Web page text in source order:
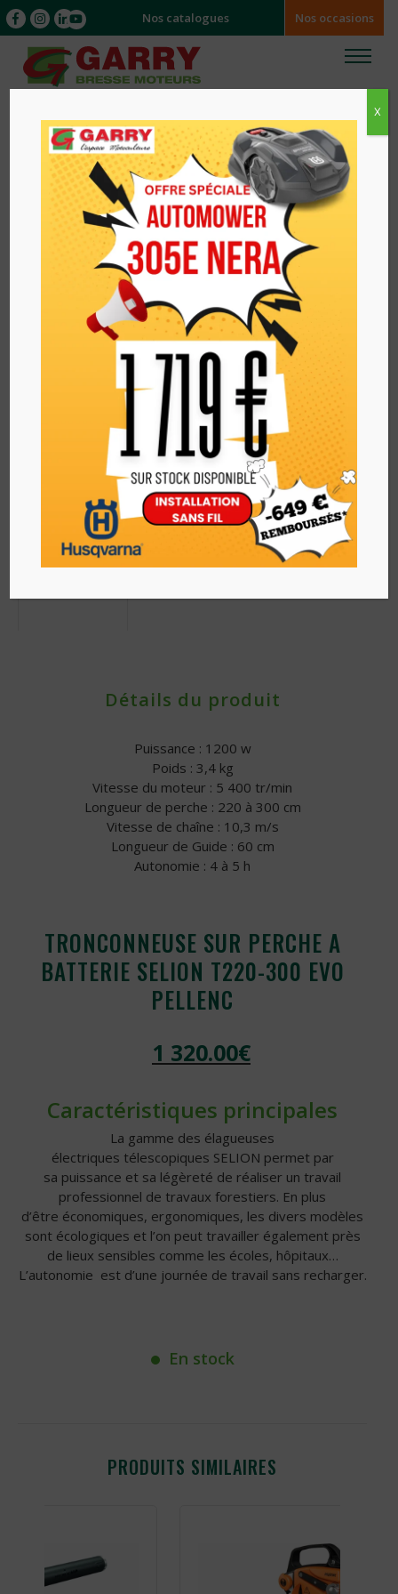
Nos catalogues Nos occasions
// TRONCONNEUSE SUR PERCHE A
BATTERIE SELION T220-300 EVO PELLENC
Détails du produit
Puissance : 1200 w
Poids : 3,4 kg
Vitesse du moteur : 5 400 tr/min
Longueur de perche : 220 à 300 cm
Vitesse de chaîne : 10,3 m/s
Longueur de Guide : 60 cm
Autonomie : 4 à 5 h
TRONCONNEUSE SUR PERCHE A
BATTERIE SELION T220-300 EVO
PELLENC
1 320.00€
Caractéristiques principales
La gamme des élagueuses
électriques télescopiques SELION permet par
sa puissance et sa légèreté de réaliser un travail
professionnel de travaux forestiers. En plus
d’être économiques, ergonomiques, les divers modèles
sont écologiques et l’on peut travailler également près
de lieux sensibles comme les écoles, hôpitaux…
L’autonomie est d’une journée de travail sans recharger.
En stock
PRODUITS SIMILAIRES
X